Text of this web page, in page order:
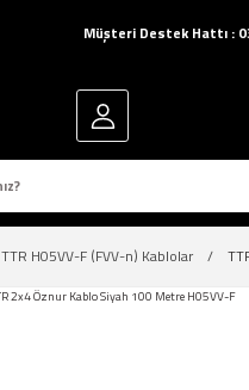
Müşteri Destek Hattı :
TTR H05VV-F (FVV-n) Kablolar